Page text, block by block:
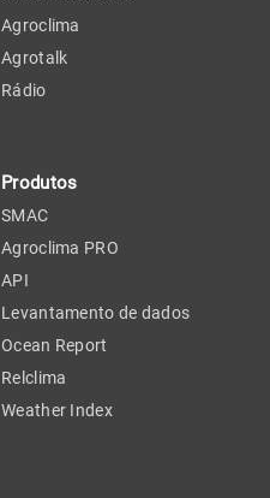
Agroclima
Agrotalk
Rádio
Produtos
SMAC
Agroclima PRO
API
Levantamento de dados
Ocean Report
Relclima
Weather Index